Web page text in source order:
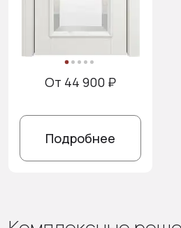
От 44 900 ₽
Подробнее